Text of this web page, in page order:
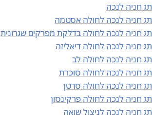
תג חניה לנכה
תג חניה לנכה לחולה אסטמה
תג חניה לנכה לחולה בדלקת מפרקים שגרונית
תג חניה לנכה לחולה דיאליזה
תג חניה לנכה לחולה לב
תג חניה לנכה לחולה סוכרת
תג חניה לנכה לחולה סרטן
תג חניה לנכה לחולה פרקינסון
תג חניה לנכה לניצול שואה